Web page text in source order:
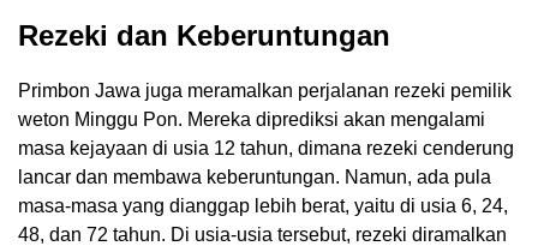
Rezeki dan Keberuntungan
Primbon Jawa juga meramalkan perjalanan rezeki pemilik
weton Minggu Pon. Mereka diprediksi akan mengalami
masa kejayaan di usia 12 tahun, dimana rezeki cenderung
lancar dan membawa keberuntungan. Namun, ada pula
masa-masa yang dianggap lebih berat, yaitu di usia 6, 24,
48, dan 72 tahun. Di usia-usia tersebut, rezeki diramalkan